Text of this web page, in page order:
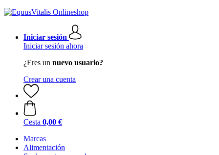
Iniciar sesión
Iniciar sesión ahora
¿Eres un nuevo usuario?
Crear una cuenta
Cesta 0,00 €
Marcas
Alimentación